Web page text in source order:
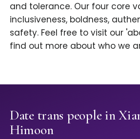
and tolerance. Our four core
inclusiveness, boldness,
safety. Feel free to visit our
find out more about who we
Date trans people in
Himoon